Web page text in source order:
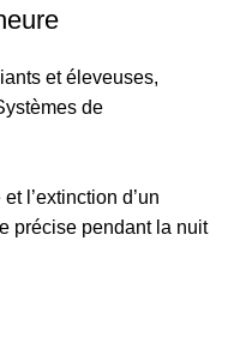
et éleveuses,
de
l’extinction d’un
précise pendant la nuit